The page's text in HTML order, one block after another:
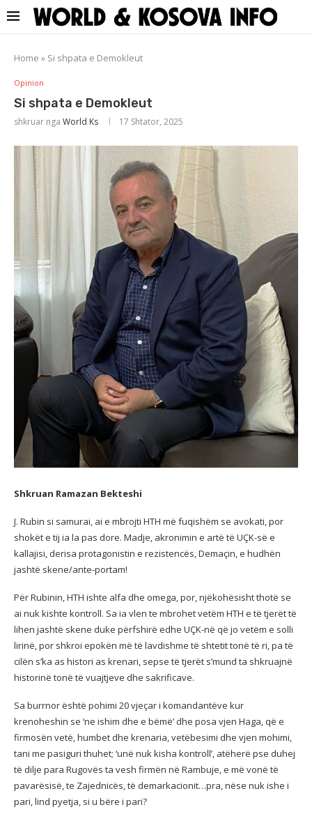
Home » Si shpata e Demokleut
Opinion
Si shpata e Demokleut
shkruar nga World Ks 17 Shtator, 2025
Shkruan Ramazan Bekteshi
J. Rubin si samurai, ai e mbrojti HTH më fuqishëm se avokati, por
shokët e tij ia la pas dore. Madje, akronimin e artë të UÇK-së e
kallajisi, derisa protagonistin e rezistencës, Demaçin, e hudhën
jashtë skene/ante-portam!
Për Rubinin, HTH ishte alfa dhe omega, por, njëkohësisht thotë se
ai nuk kishte kontroll. Sa ia vlen te mbrohet vetëm HTH e të tjerët të
lihen jashtë skene duke përfshirë edhe UÇK-në që jo vetëm e solli
lirinë, por shkroi epokën më të lavdishme të shtetit tonë të ri, pa të
cilën s’ka as histori as krenari, sepse të tjerët s’mund ta shkruajnë
historinë tonë të vuajtjeve dhe sakrificave.
Sa burrnor është pohimi 20 vjeçar i komandantëve kur
krenoheshin se ‘ne ishim dhe e bëmë’ dhe posa vjen Haga, që e
firmosën vetë, humbet dhe krenaria, vetëbesimi dhe vjen mohimi,
tani me pasiguri thuhet; ‘unë nuk kisha kontroll’, atëherë pse duhej
të dilje para Rugovës ta vesh firmën në Rambuje, e më vonë të
pavarësisë, te Zajednicës, të demarkacionit…pra, nëse nuk ishe i
pari, lind pyetja, si u bëre i pari?